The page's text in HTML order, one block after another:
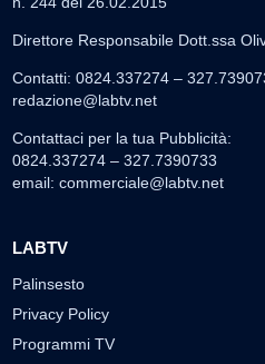
Direttore Responsabile Dott.ssa
Contatti: 0824.337274 –
redazione@labtv.net
Contattaci per la tua Pubblicità:
0824.337274 – 327.7390733
email: commerciale@labtv.net
LABTV
Palinsesto
Privacy Policy
Programmi TV